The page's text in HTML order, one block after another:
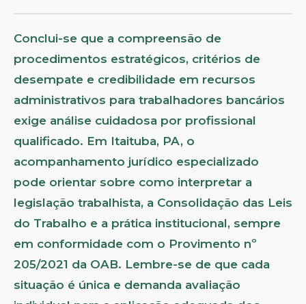
Conclui-se que a compreensão de
procedimentos estratégicos, critérios de
desempate e credibilidade em recursos
administrativos para trabalhadores bancários
exige análise cuidadosa por profissional
qualificado. Em Itaituba, PA, o
acompanhamento jurídico especializado
pode orientar sobre como interpretar a
legislação trabalhista, a Consolidação das Leis
do Trabalho e a prática institucional, sempre
em conformidade com o Provimento nº
205/2021 da OAB. Lembre-se de que cada
situação é única e demanda avaliação